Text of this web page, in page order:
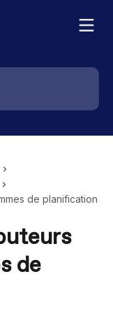
de planification
de